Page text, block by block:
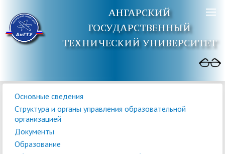
АНГАРСКИЙ
ГОСУДАРСТВЕННЫЙ
ТЕХНИЧЕСКИЙ УНИВЕРСИТЕТ
Основные сведения
Структура и органы управления образовательной
организацией
Документы
Образование